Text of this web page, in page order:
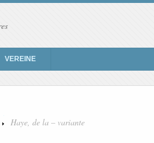
VEREINE
Haye, de la – variante